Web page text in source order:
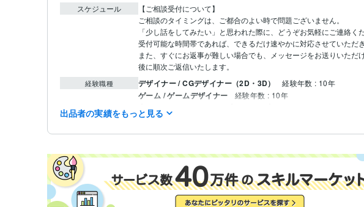
スケジュール
【ご相談受付について】
ご相談のタイミングは、ご都合のよい時で問題ございません。
「少し話をしてみたい」と思われた際に、どうぞお気軽にご連絡くだ
受付可能な時間帯であれば、できるだけ速やかに対応させていただき
また、すぐにお返事が難しい場合でも、メッセージをお送りいただ
後に順次ご返信いたします。
経験職種 デザイナー / CGデザイナー（2D・3D） 経験年数 : 10年
ゲーム / ゲームデザイナー 経験年数 : 10年
事務・ビジネスサポート / 事務（一般事務）
ライフスタイル・その他 / ゲーマー
ライフスタイル・その他 / イベント司会 経験年数 : 3年
学歴 バンタンJカレッジ 1995年3月 ~ 1995年9月
神奈川県立平塚職業訓練校
出品者の実績をもっと見る